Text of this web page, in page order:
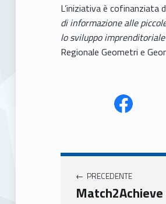
L’iniziativa è cofinanziata
di informazione alle
lo sviluppo
Regionale Geometri e
Unio
mer
e
Navigazione articoli
PRECEDENTE